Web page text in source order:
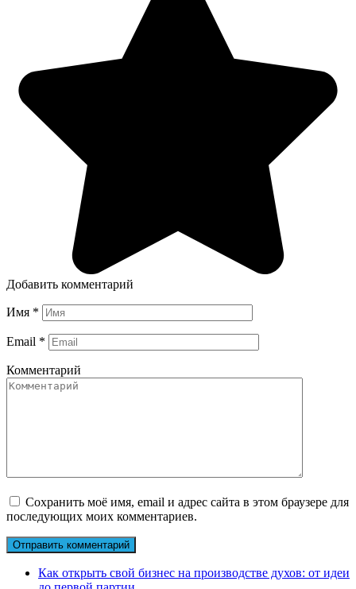
Добавить комментарий
Имя *
Email *
Комментарий
Сохранить моё имя, email и адрес сайта в этом браузере для
последующих моих комментариев.
Как открыть свой бизнес на производстве духов: от идеи